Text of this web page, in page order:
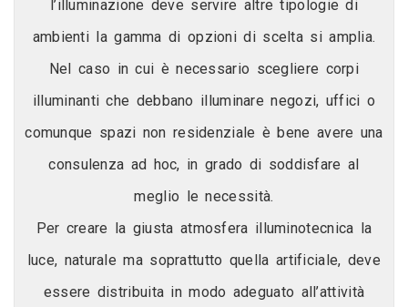
l’illuminazione deve servire altre tipologie di
ambienti la gamma di opzioni di scelta si amplia.
Nel caso in cui è necessario scegliere corpi
illuminanti che debbano illuminare negozi, uffici o
comunque spazi non residenziale è bene avere una
consulenza ad hoc, in grado di soddisfare al
meglio le necessità.
Per creare la giusta atmosfera illuminotecnica la
luce, naturale ma soprattutto quella artificiale, deve
essere distribuita in modo adeguato all’attività